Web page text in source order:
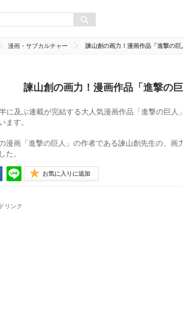
漫画・サブカルチャー 諫山創の画力！漫画作品「進撃の
諫山創の画力！漫画作品「進撃の
に及ぶ連載が完結する大人気漫画作品「進撃の巨人
ます。
漫画「進撃の巨人」の作者である諫山創先生の、画
た。
お気に入りに追加
リンク